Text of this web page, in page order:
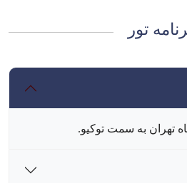
تور
تهران به سمت توکیو.